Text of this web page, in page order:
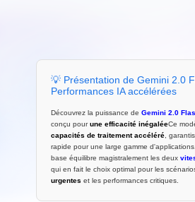
💡 Présentation de Gemini 2.0
Performances IA accélérées
Découvrez la puissance deGemini 2.0
conçu pourune efficacité inégaléeCe
capacités de traitement accéléré,
rapide pour une large gamme
base équilibre magistralement les deux
qui en fait le choix optimal pour les
urgentes et les performances critiques.